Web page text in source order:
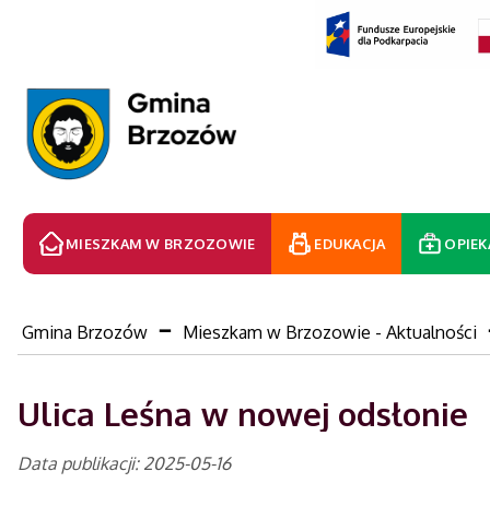
MIESZKAM W BRZOZOWIE EDUKACJA
Gmina Brzozów Mieszkam w Brzozowie - Aktualności
Ulica Leśna w nowej odsłonie
Data publikacji: 2025-05-16